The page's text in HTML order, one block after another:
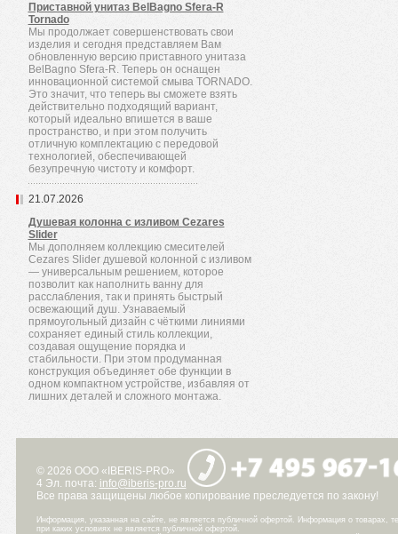
Приставной унитаз BelBagno Sfera-R
Tornado
Мы продолжает совершенствовать свои
изделия и сегодня представляем Вам
обновленную версию приставного унитаза
BelBagno Sfera-R. Теперь он оснащен
инновационной системой смыва TORNADO.
Это значит, что теперь вы сможете взять
действительно подходящий вариант,
который идеально впишется в ваше
пространство, и при этом получить
отличную комплектацию с передовой
технологией, обеспечивающей
безупречную чистоту и комфорт.
21.07.2026
Душевая колонна с изливом Cezares
Slider
Мы дополняем коллекцию смесителей
Cezares Slider душевой колонной с изливом
— универсальным решением, которое
позволит как наполнить ванну для
расслабления, так и принять быстрый
освежающий душ. Узнаваемый
прямоугольный дизайн с чёткими линиями
сохраняет единый стиль коллекции,
создавая ощущение порядка и
стабильности. При этом продуманная
конструкция объединяет обе функции в
одном компактном устройстве, избавляя от
лишних деталей и сложного монтажа.
© 2026 ООО «IBERIS-PRO»
4 Эл. почта: info@iberis-pro.ru
Все права защищены любое копирование преследуется по закону!
Информация, указанная на сайте, не является публичной офертой. Информация о товарах,
при каких условиях не является публичной офертой.